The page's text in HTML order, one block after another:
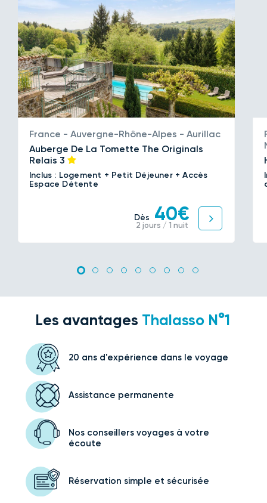
France - Auvergne-Rhône-Alpes - Aurillac
Auberge De La Tomette The Originals
Relais 3
Inclus : Logement + Petit Déjeuner + Accès
Espace Détente
Dès 40€
2 jours / 1 nuit
Les avantages Thalasso N°1
20 ans d'expérience dans le voyage
Assistance permanente
Nos conseillers voyagesà votre
écoute
Réservation simple et sécurisée